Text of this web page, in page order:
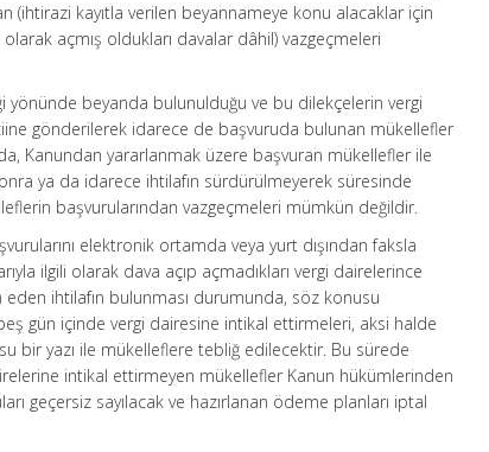
(ihtirazi kayıtla verilen beyannameye konu alacaklar için
açmış oldukları davalar dâhil) vazgeçmeleri
yönünde beyanda bulunulduğu ve bu dilekçelerin vergi
gönderilerek idarece de başvuruda bulunan mükellefler
Kanundan yararlanmak üzere başvuran mükellefler ile
ya da idarece ihtilafın sürdürülmeyerek süresinde
başvurularından vazgeçmeleri mümkün değildir.
elektronik ortamda veya yurt dışından faksla
ilgili olarak dava açıp açmadıkları vergi dairelerince
ihtilafın bulunması durumunda, söz konusu
gün içinde vergi dairesine intikal ettirmeleri, aksi halde
bir yazı ile mükelleflere tebliğ edilecektir. Bu sürede
intikal ettirmeyen mükellefler Kanun hükümlerinden
geçersiz sayılacak ve hazırlanan ödeme planları iptal